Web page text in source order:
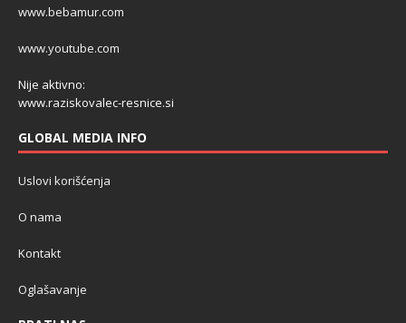
www.bebamur.com
www.youtube.com
Nije aktivno:
www.raziskovalec-resnice.si
GLOBAL MEDIA INFO
Uslovi korišćenja
O nama
Kontakt
Oglašavanje